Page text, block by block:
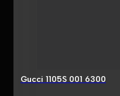
Gucci 1105S 001 6300